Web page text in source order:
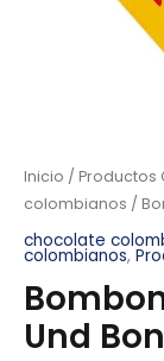
Inicio / Productos
colombianos /
chocolate
colombianos,
Und